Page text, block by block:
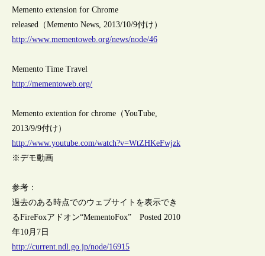
Memento extension for Chrome
released（Memento News, 2013/10/9付け）
http://www.mementoweb.org/news/node/46
Memento Time Travel
http://mementoweb.org/
Memento extention for chrome（YouTube,
2013/9/9付け）
http://www.youtube.com/watch?v=WtZHKeFwjzk
※デモ動画
参考：
過去のある時点でのウェブサイトを表示でき
るFireFoxアドオン“MementoFox” Posted 2010
年10月7日
http://current.ndl.go.jp/node/16915